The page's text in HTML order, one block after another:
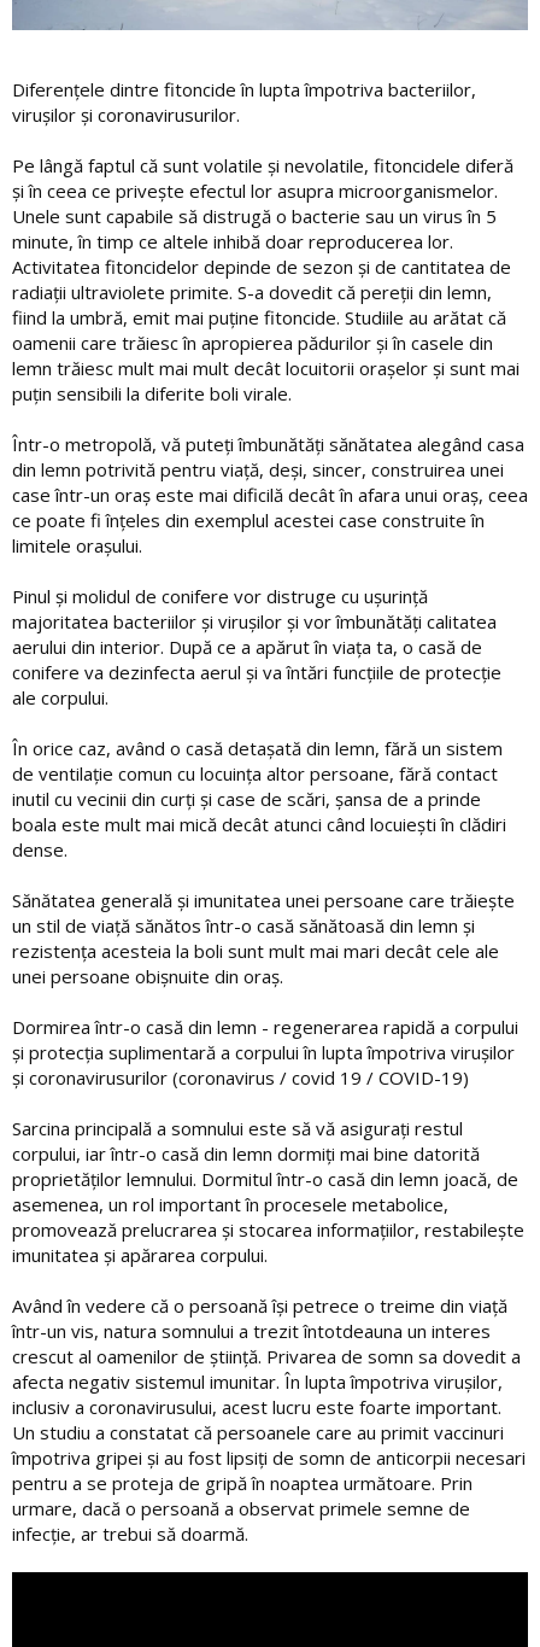
Diferențele dintre fitoncide în lupta împotriva bacteriilor,
virușilor și coronavirusurilor.
Pe lângă faptul că sunt volatile și nevolatile, fitoncidele diferă
și în ceea ce privește efectul lor asupra microorganismelor.
Unele sunt capabile să distrugă o bacterie sau un virus în 5
minute, în timp ce altele inhibă doar reproducerea lor.
Activitatea fitoncidelor depinde de sezon și de cantitatea de
radiații ultraviolete primite. S-a dovedit că pereții din lemn,
fiind la umbră, emit mai puține fitoncide. Studiile au arătat că
oamenii care trăiesc în apropierea pădurilor și în casele din
lemn trăiesc mult mai mult decât locuitorii orașelor și sunt mai
puțin sensibili la diferite boli virale.
Într-o metropolă, vă puteți îmbunătăți sănătatea alegând casa
din lemn potrivită pentru viață, deși, sincer, construirea unei
case într-un oraș este mai dificilă decât în ​​afara unui oraș, ceea
ce poate fi înțeles din exemplul acestei case construite în
limitele orașului.
Pinul și molidul de conifere vor distruge cu ușurință
majoritatea bacteriilor și virușilor și vor îmbunătăți calitatea
aerului din interior. După ce a apărut în viața ta, o casă de
conifere va dezinfecta aerul și va întări funcțiile de protecție
ale corpului.
În orice caz, având o casă detașată din lemn, fără un sistem
de ventilație comun cu locuința altor persoane, fără contact
inutil cu vecinii din curți și case de scări, șansa de a prinde
boala este mult mai mică decât atunci când locuiești în clădiri
dense.
Sănătatea generală și imunitatea unei persoane care trăiește
un stil de viață sănătos într-o casă sănătoasă din lemn și
rezistența acesteia la boli sunt mult mai mari decât cele ale
unei persoane obișnuite din oraș.
Dormirea într-o casă din lemn - regenerarea rapidă a corpului
și protecția suplimentară a corpului în lupta împotriva virușilor
și coronavirusurilor (coronavirus / covid 19 / COVID-19)
Sarcina principală a somnului este să vă asigurați restul
corpului, iar într-o casă din lemn dormiți mai bine datorită
proprietăților lemnului. Dormitul într-o casă din lemn joacă, de
asemenea, un rol important în procesele metabolice,
promovează prelucrarea și stocarea informațiilor, restabilește
imunitatea și apărarea corpului.
Având în vedere că o persoană își petrece o treime din viață
într-un vis, natura somnului a trezit întotdeauna un interes
crescut al oamenilor de știință. Privarea de somn sa dovedit a
afecta negativ sistemul imunitar. În lupta împotriva virușilor,
inclusiv a coronavirusului, acest lucru este foarte important.
Un studiu a constatat că persoanele care au primit vaccinuri
împotriva gripei și au fost lipsiți de somn de anticorpii necesari
pentru a se proteja de gripă în noaptea următoare. Prin
urmare, dacă o persoană a observat primele semne de
infecție, ar trebui să doarmă.